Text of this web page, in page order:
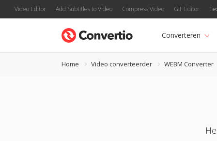
Video Editor Add Subtitles to Video Compress Video GIF Editor
Converteren
Home Video converteerder WEBM Converter